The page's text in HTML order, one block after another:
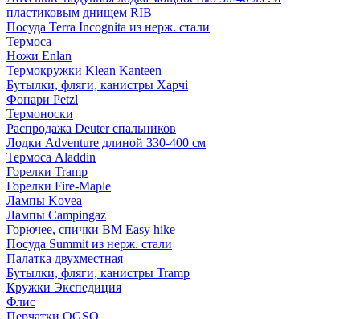
пластиковым днищем RIB
Посуда Terra Incognita из нерж. стали
Термоса
Ножи Enlan
Термокружки Klean Kanteen
Бутылки, фляги, канистры Харчі
Фонари Petzl
Термоноски
Распродажа Deuter спальников
Лодки Adventure длиной 330-400 см
Термоса Aladdin
Горелки Tramp
Горелки Fire-Maple
Лампы Kovea
Лампы Campingaz
Горючее, спички BM Easy hike
Посуда Summit из нерж. стали
Палатка двухместная
Бутылки, фляги, канистры Tramp
Кружки Экспедиция
Флис
Перчатки OGSO